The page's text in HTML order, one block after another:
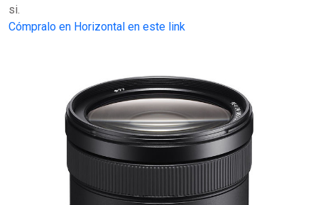
si.
Cómpralo en Horizontal en este link